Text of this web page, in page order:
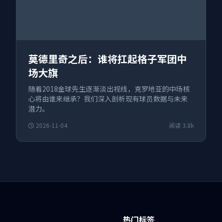
莫德里奇之后：谁将扛起格子军团中
场大旗
随着2018金球先生逐渐淡出视线，克罗地亚的中场核
心将由谁来继承？我们深入剖析现有球员数据与未来
潜力。
2026-11-04 阅读 3.8k
热门标签